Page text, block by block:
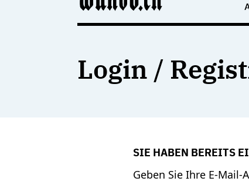
Login /
SIE HABEN BEREITS
Geben Sie Ihre E-